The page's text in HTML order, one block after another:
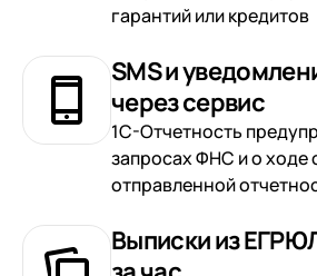
гарантий или кредитов
SMS и
через сервис
1С-Отчетность
запросах ФНС и о ходе
отправленной
Выписки из